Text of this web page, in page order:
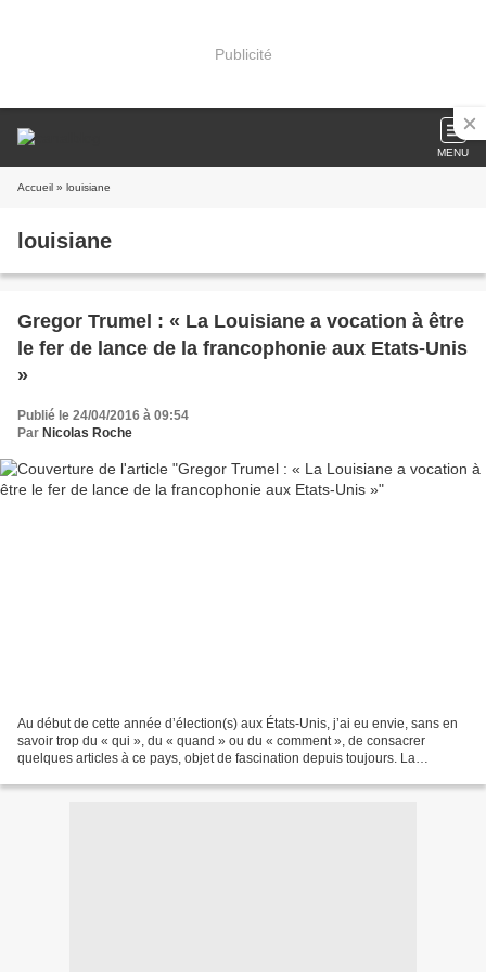
Publicité
MENU
Accueil » louisiane
louisiane
Gregor Trumel : « La Louisiane a vocation à être
le fer de lance de la francophonie aux Etats-Unis
»
Publié le 24/04/2016 à 09:54
Par Nicolas Roche
Au début de cette année d’élection(s) aux États-Unis, j’ai eu envie, sans en
savoir trop du « qui », du « quand » ou du « comment », de consacrer
quelques articles à ce pays, objet de fascination depuis toujours. La